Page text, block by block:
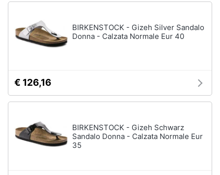
BIRKENSTOCK - Gizeh Silver Sandalo
Donna - Calzata Normale Eur 40
€ 126,16
BIRKENSTOCK - Gizeh Schwarz
Sandalo Donna - Calzata Normale Eur
35